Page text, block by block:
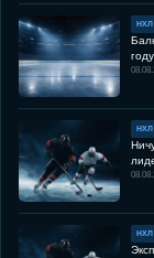
НХЛ
году
НХЛ
НХЛ